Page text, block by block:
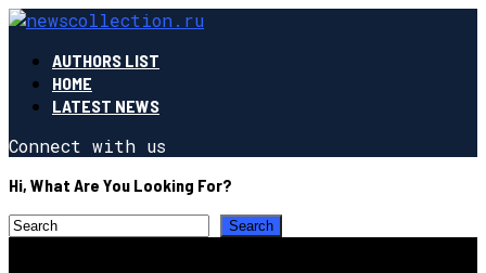
AUTHORS LIST
HOME
LATEST NEWS
Connect with us
Hi, What Are You Looking For?